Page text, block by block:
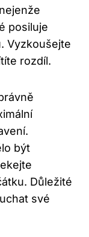
posiluje
Vyzkoušejte
rozdíl.
být
Důležité
své